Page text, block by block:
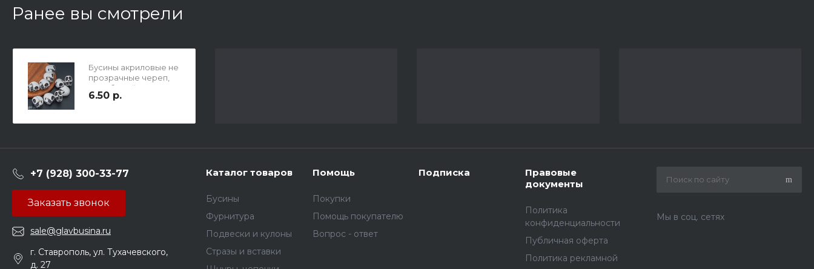
Ранее вы смотрели
Бусины акриловые не
прозрачные череп,
цвет белый,
18х13х18мм, сверху
6.50 р.
+7 (928) 300-33-77
Заказать звонок
sale@glavbusina.ru
г. Ставрополь, ул. Тухачевского,
д. 27
Каталог товаров
Бусины
Фурнитура
Подвески и кулоны
Стразы и вставки
Помощь
Покупки
Помощь покупателю
Вопрос - ответ
Подписка
Правовые
документы
Политика
конфиденциальности
Публичная оферта
Политика рекламной
Мы в соц. сетях